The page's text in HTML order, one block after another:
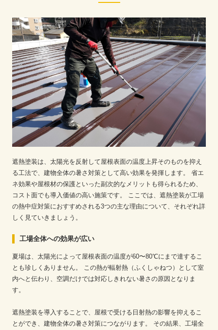
遮熱塗装は、太陽光を反射して屋根表面の温度上昇そのものを抑え
る工法で、建物全体の暑さ対策として高い効果を発揮します。
省エ
ネ効果や屋根材の保護といった副次的なメリットも得られるため、
コスト面でも導入価値の高い施策です。
ここでは、遮熱塗装が工場
の熱中症対策におすすめされる3つの主な理由について、それぞれ詳
しく見ていきましょう。
工場全体への効果が広い
夏場は、太陽光によって屋根表面の温度が60〜80℃にまで達するこ
とも珍しくありません。
この熱が輻射熱（ふくしゃねつ）として室
内へと伝わり、空調だけでは対応しきれない暑さの原因となりま
す。
遮熱塗装を導入することで、屋根で受ける日射熱の影響を抑えるこ
とができ、建物全体の暑さ対策につながります。
その結果、工場全